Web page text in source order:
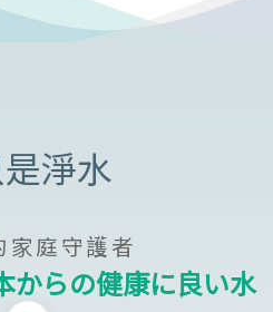
からの健康に良い水
家庭守護者